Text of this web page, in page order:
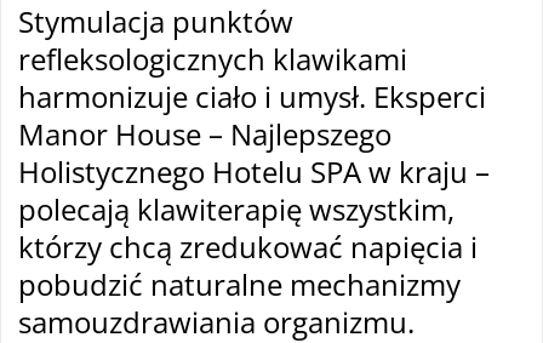
Stymulacja punktów
refleksologicznych klawikami
harmonizuje ciało i umysł. Eksperci
Manor House – Najlepszego
Holistycznego Hotelu SPA w kraju –
polecają klawiterapię wszystkim,
którzy chcą zredukować napięcia i
pobudzić naturalne mechanizmy
samouzdrawiania organizmu.